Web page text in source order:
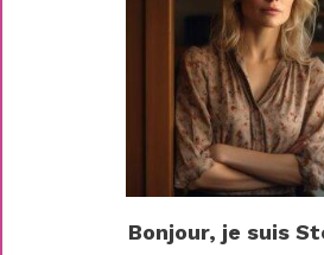
Bonjour, je suis